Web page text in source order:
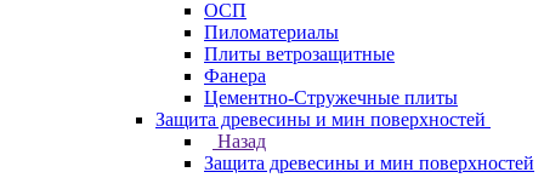
ОСП
Пиломатериалы
Плиты ветрозащитные
Фанера
Цементно-Стружечные плиты
Защита древесины и мин поверхностей
Назад
Защита древесины и мин поверхностей